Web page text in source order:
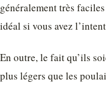
généralement très
idéal si vous avez
En outre, le fait qu’ils
plus légers que les